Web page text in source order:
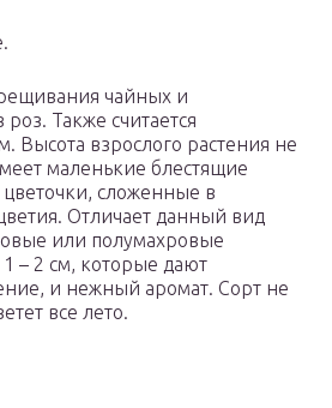
чайных и
Также считается
Высота взрослого растения не
маленькие блестящие
сложенные в
Отличает данный вид
или полумахровые
– 2 см, которые дают
и нежный аромат. Сорт не
все лето.